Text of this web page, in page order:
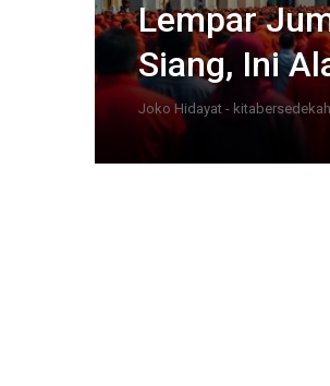
Lempar
Siang, Ini
Joko Hidayat -